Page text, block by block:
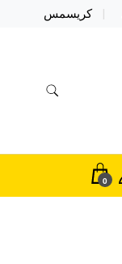
کریسمس
0